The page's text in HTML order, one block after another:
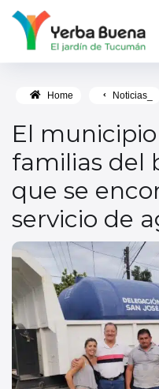
Home Noticias_
El
familias del
que se
servicio de